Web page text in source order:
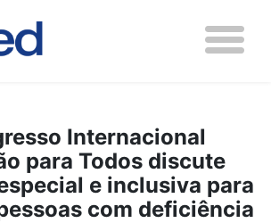
Internacional
para Todos discute
e inclusiva para
com deficiência